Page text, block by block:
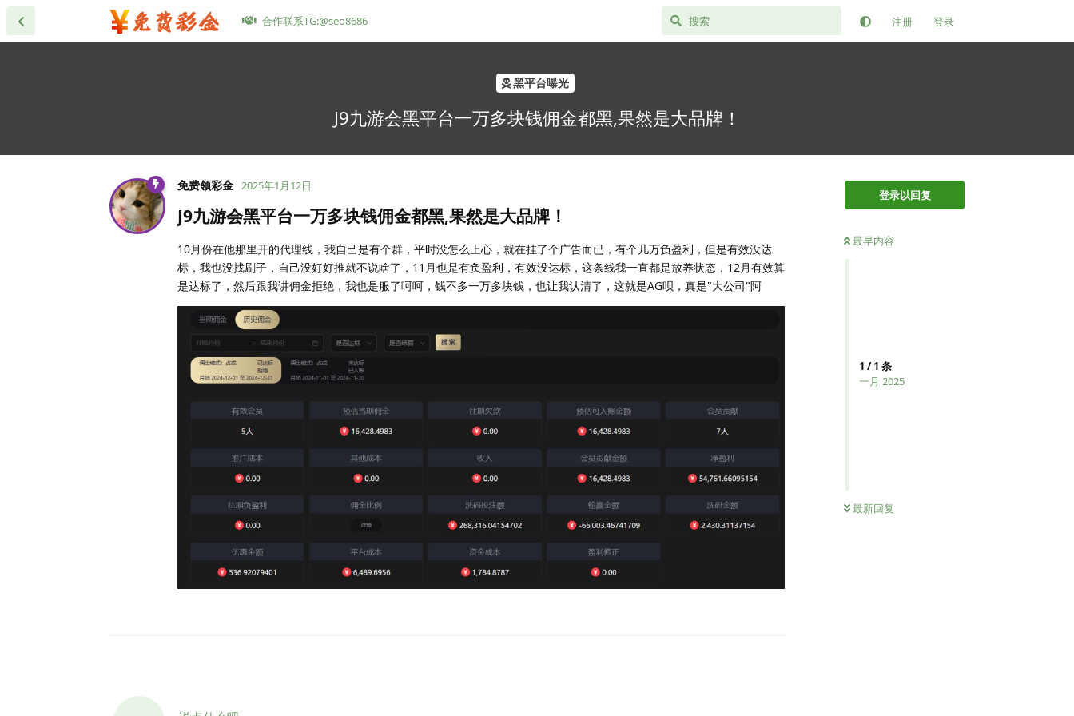
合作联系TG:@seo8686 注册 登录
黑平台曝光
J9九游会黑平台一万多块钱佣金都黑,果然是大品牌！
登录以回复
最早内容
1 /1 条
一月 2025
最新回复
免费领彩金 2025年1月12日
J9九游会黑平台一万多块钱佣金都黑,果然是大品牌！
10月份在他那里开的代理线，我自己是有个群，平时没怎么上心，就在挂了个广告而已，有个几万负盈利，但是有效没达
标，我也没找刷子，自己没好好推就不说啥了，11月也是有负盈利，有效没达标，这条线我一直都是放养状态，12月有效算
是达标了，然后跟我讲佣金拒绝，我也是服了呵呵，钱不多一万多块钱，也让我认清了，这就是AG呗，真是"大公司"阿